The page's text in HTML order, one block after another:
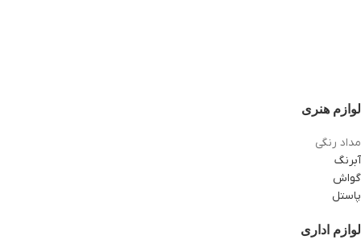
لوازم هنری
مداد رنگی
آبرنگ
گواش
پاستل
لوازم اداری